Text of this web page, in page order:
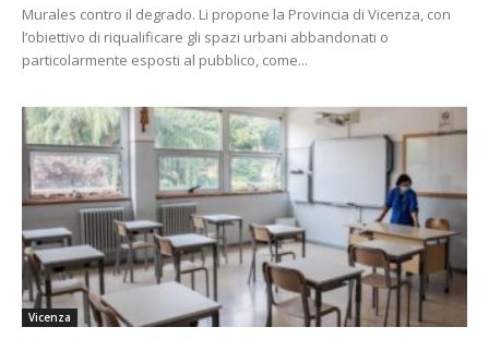
Murales contro il degrado. Li propone la Provincia di Vicenza, con
l’obiettivo di riqualificare gli spazi urbani abbandonati o
particolarmente esposti al pubblico, come...
Vicenza